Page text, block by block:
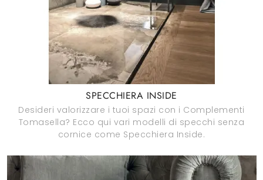
SPECCHIERA INSIDE
Desideri valorizzare i tuoi spazi con i Complementi
Tomasella? Ecco qui vari modelli di specchi senza
cornice come Specchiera Inside.